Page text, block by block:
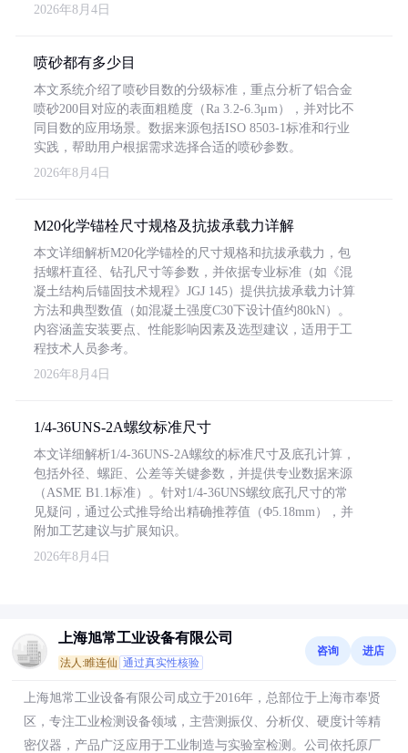
2026年8月4日
喷砂都有多少目
本文系统介绍了喷砂目数的分级标准，重点分析了铝合金
喷砂200目对应的表面粗糙度（Ra 3.2-6.3μm），并对比不
同目数的应用场景。数据来源包括ISO 8503-1标准和行业
实践，帮助用户根据需求选择合适的喷砂参数。
2026年8月4日
M20化学锚栓尺寸规格及抗拔承载力详解
本文详细解析M20化学锚栓的尺寸规格和抗拔承载力，包
括螺杆直径、钻孔尺寸等参数，并依据专业标准（如《混
凝土结构后锚固技术规程》JGJ 145）提供抗拔承载力计算
方法和典型数值（如混凝土强度C30下设计值约80kN）。
内容涵盖安装要点、性能影响因素及选型建议，适用于工
程技术人员参考。
2026年8月4日
1/4-36UNS-2A螺纹标准尺寸
本文详细解析1/4-36UNS-2A螺纹的标准尺寸及底孔计算，
包括外径、螺距、公差等关键参数，并提供专业数据来源
（ASME B1.1标准）。针对1/4-36UNS螺纹底孔尺寸的常
见疑问，通过公式推导给出精确推荐值（Φ5.18mm），并
附加工艺建议与扩展知识。
2026年8月4日
上海旭常工业设备有限公司
法人:睢连仙 通过真实性核验
咨询 进店
上海旭常工业设备有限公司成立于2016年，总部位于上海市奉贤
区，专注工业检测设备领域，主营测振仪、分析仪、硬度计等精
密仪器，产品广泛应用于工业制造与实验室检测。公司依托原厂